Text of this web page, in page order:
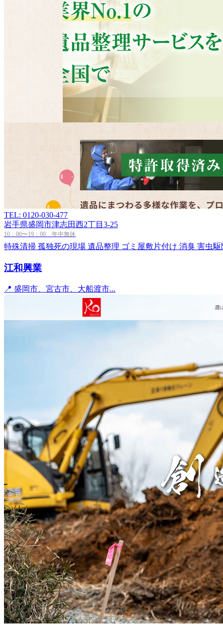
TEL: 0120-030-477
岩手県盛岡市津志田西2丁目3-25
10：00〜19：00 年中無休
特殊清掃 孤独死の現場 遺品整理 ゴミ屋敷片付け 消臭 害虫駆
江和興業
📍 盛岡市、宮古市、大船渡市...